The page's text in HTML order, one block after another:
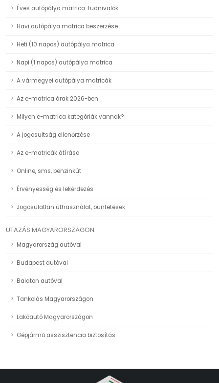
Éves autópálya matrica: tudnivalók
Havi autópálya matrica beszerzése
Heti (10 napos) autópálya matrica
Napi (1 napos) autópálya matrica
A vármegyei autópálya matricák
Az e-matrica árak 2026-ben
Milyen e-matrica kategóriák vannak?
A jogosultság ellenőrzése
Az e-matricák átírása
Online, sms, benzinkút
Érvényesség és lekérdezés
Jogosulatlan úthasználat, büntetések
UTAZÁS MAGYARORSZÁGON
Magyarország autóval
Budapest autóval
Balaton autóval
Tankolás Magyarországon
Lakóautó Magyarországon
Gépjármű asszisztencia biztosítás